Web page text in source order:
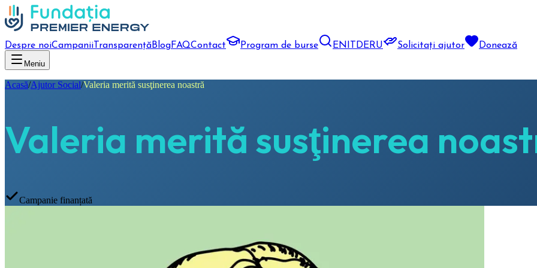
Despre noiCampanii TransparențăBlogFAQContact Program de burse EN DERU Solicitați ajutor Donează
Meniu
Acasă/Ajutor Social/Valeria merită susţinerea noastră
Valeria merită susţinerea
Campanie finanțată